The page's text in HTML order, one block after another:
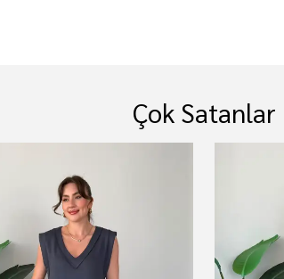
Çok Satanlar